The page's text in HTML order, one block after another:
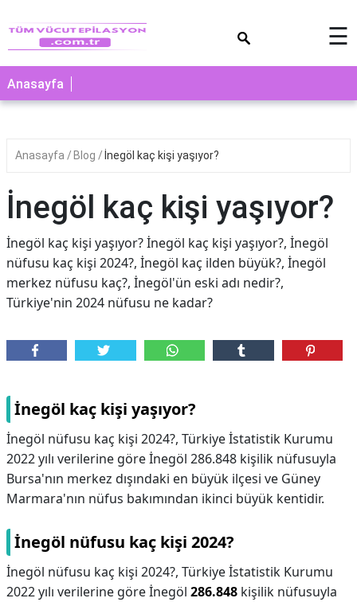
☰
Anasayfa
Anasayfa Blog İnegöl kaç kişi yaşıyor?
İnegöl kaç kişi yaşıyor?
İnegöl kaç kişi yaşıyor? İnegöl kaç kişi yaşıyor?, İnegöl
nüfusu kaç kişi 2024?, İnegöl kaç ilden büyük?, İnegöl
merkez nüfusu kaç?, İnegöl'ün eski adı nedir?,
Türkiye'nin 2024 nüfusu ne kadar?
İnegöl kaç kişi yaşıyor?
İnegöl nüfusu kaç kişi 2024?, Türkiye İstatistik Kurumu
2022 yılı verilerine göre İnegöl 286.848 kişilik nüfusuyla
Bursa'nın merkez dışındaki en büyük ilçesi ve Güney
Marmara'nın nüfus bakımından ikinci büyük kentidir.
İnegöl nüfusu kaç kişi 2024?
İnegöl nüfusu kaç kişi 2024?, Türkiye İstatistik Kurumu
2022 yılı verilerine göre İnegöl 286.848 kişilik nüfusuyla